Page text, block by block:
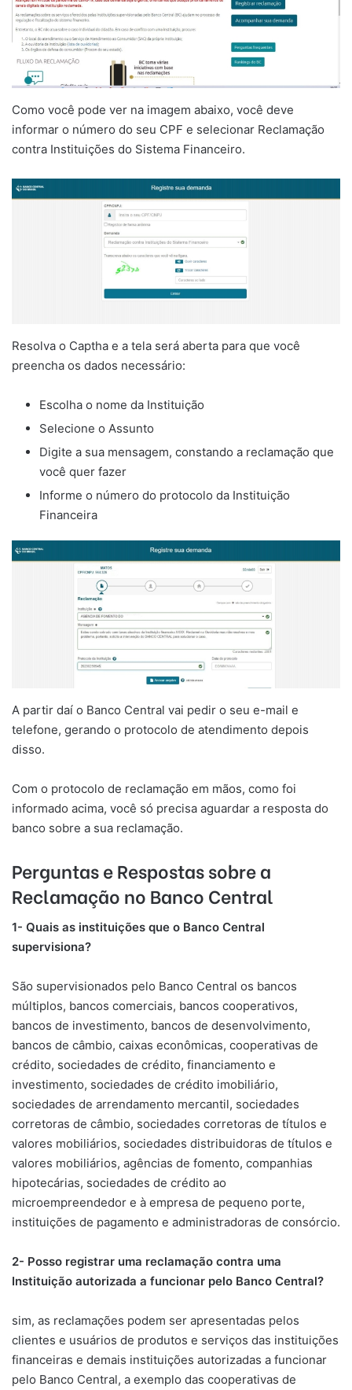
Como você pode ver na imagem abaixo, você deve
informar o número do seu CPF e selecionar Reclamação
contra Instituições do Sistema Financeiro.
Resolva o Captha e a tela será aberta para que você
preencha os dados necessário:
Escolha o nome da Instituição
Selecione o Assunto
Digite a sua mensagem, constando a reclamação que
você quer fazer
Informe o número do protocolo da Instituição
Financeira
A partir daí o Banco Central vai pedir o seu e-mail e
telefone, gerando o protocolo de atendimento depois
disso.
Com o protocolo de reclamação em mãos, como foi
informado acima, você só precisa aguardar a resposta do
banco sobre a sua reclamação.
Perguntas e Respostas sobre a
Reclamação no Banco Central
1- Quais as instituições que o Banco Central
supervisiona?
​São supervisionados pelo Banco Central os bancos
múltiplos, bancos comerciais, bancos cooperativos,
bancos de investimento, bancos de desenvolvimento,
bancos de câmbio, caixas econômicas, cooperativas de
crédito, sociedades de crédito, financiamento e
investimento, sociedades de crédito imobiliário,
sociedades de arrendamento mercantil, sociedades
corretoras de câmbio, sociedades corretoras de títulos e
valores mobiliários, sociedades distribuidoras de títulos e
valores mobiliários, agências de fomento, companhias
hipotecárias, sociedades de crédito ao
microempreendedor e à empresa de pequeno porte,
instituições de pagamento e administradoras de consórcio.
2- Posso registrar uma reclamação contra uma
Instituição autorizada a funcionar pelo Banco Central?
sim, as reclamações podem ser apresentadas pelos
clientes e usuários de produtos e serviços das instituições
financeiras e demais instituições autorizadas a funcionar
pelo Banco Central, a exemplo das cooperativas de